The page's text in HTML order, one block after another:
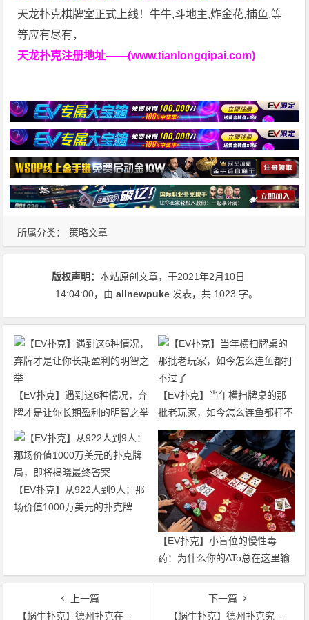
天龙扑克棋牌室正式上线！牛牛,斗地主,炸金花,捕鱼,等
等应有尽有，
天龙扑克注册地址——(www.tianlongqipai.com)
所属分类： 策略文章
版权声明：本站原创文章，于2021年2月10日
14:04:00，由allnewpuke 发表，共 1023 字。
【EV扑克】遇到这6种情况，弃
牌才是让你长期盈利的明智之举
【EV扑克】当年横扫牌桌的那
批老玩家，如今怎么连鱼都打不
过了
【EV扑克】从922人到9人：那
场价值1000万美元的扑克牌
【EV扑克】小盲位的慢性毒
药：为什么你的ATo总在这里输
钱？
上一篇
【蜗牛扑克】德州扑克在干燥公共牌面游戏暗三条
下一篇
【蜗牛扑克】德州扑克究竟要多久才能成为一个盈利的牌手？（下）